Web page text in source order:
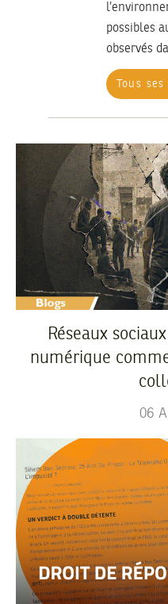
possibles
observés
Tous
Réseaux
numérique
06